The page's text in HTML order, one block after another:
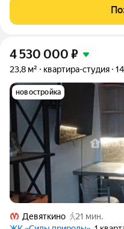
готово к быстрому выходу
кв.м.: имеется небольшая
4 530 000 ₽
23,8 м² квартира-студия
новостройка
Девяткино
21 мин.